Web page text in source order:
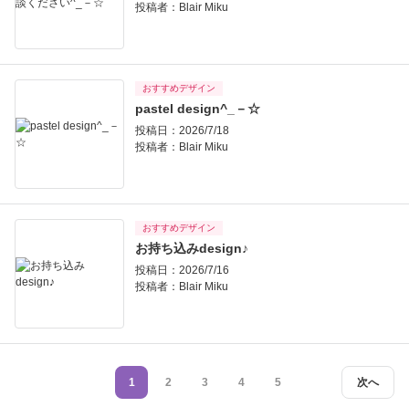
投稿者： Blair Miku
おすすめデザイン
pastel design^_－☆
投稿日：2026/7/18
投稿者： Blair Miku
おすすめデザイン
お持ち込みdesign♪
投稿日：2026/7/16
投稿者： Blair Miku
次へ
1 2 3 4 5